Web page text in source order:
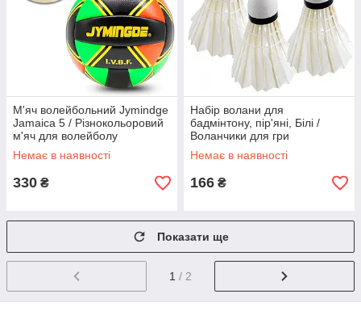
М'яч волейбольний Jymindge
Jamaica 5 / Різнокольоровий
м'яч для волейболу
Немає в наявності
330 ₴
Набір волани для
бадмінтону, пір'яні, Білі /
Воланчики для гри
бадмінтон, 3 шт
Немає в наявності
166 ₴
Показати ще
1 / 2